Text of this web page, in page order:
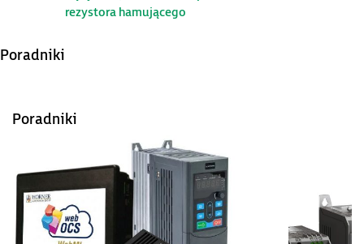
rezystora hamującego
Poradniki
Poradniki